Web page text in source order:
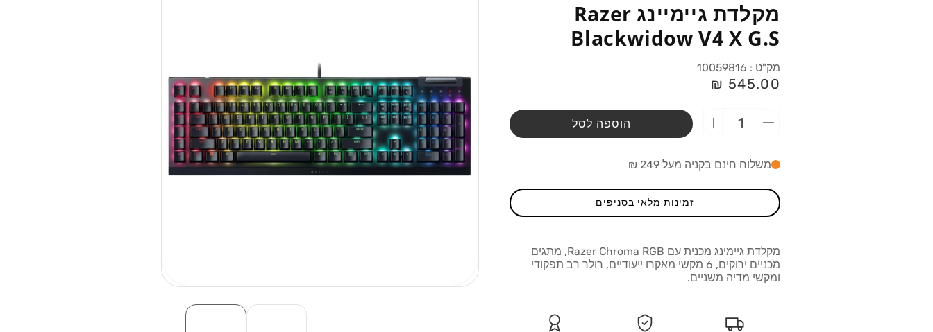
מקלדת גיימיינג Razer
Blackwidow V4 X G.S
מק"ט : 10059816
מחיר
545.00 ₪
הפחתת
מ-מקלדת
גיימיינג
Razer
V4
G.S
הוספת
גיימיינג
Razer
Blackwidow
V4
G.S
הוספה לסל
משלוח חינם בקניה מעל 249 ₪
זמינות מלאי בסניפים
מקלדת גיימינג מכנית עם Razer Chroma RGB, מתגים
מכניים ירוקים, 6 מקשי מאקרו ייעודיים, רולר רב תפקודי
ומקשי מדיה משניים.